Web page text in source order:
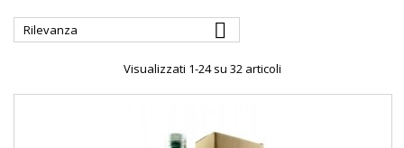
Rilevanza 
Visualizzati 1-24 su 32 articoli